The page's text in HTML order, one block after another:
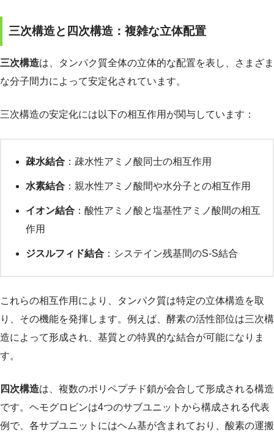
三次構造と四次構造：複雑な立体配置
三次構造は、タンパク質全体の立体的な配置を表し、さまざま
な分子間力によって安定化されています。
三次構造の安定化には以下の相互作用が関与しています：
疎水結合 ：疎水性アミノ酸同士の相互作用
水素結合 ：親水性アミノ酸間や水分子との相互作用
イオン結合 ：酸性アミノ酸と塩基性アミノ酸間の相互
作用
ジスルフィド結合 ：システイン残基間のS-S結合
これらの相互作用により、タンパク質は特定の立体構造を取
り、その機能を発揮します。例えば、酵素の活性部位は三次構
造によって形成され、基質との特異的な結合が可能になりま
す。
四次構造は、複数のポリペプチド鎖が会合して形成される構造
です。ヘモグロビンは4つのサブユニットから構成される代表
例で、各サブユニットにはヘム基が含まれており、酸素の運搬